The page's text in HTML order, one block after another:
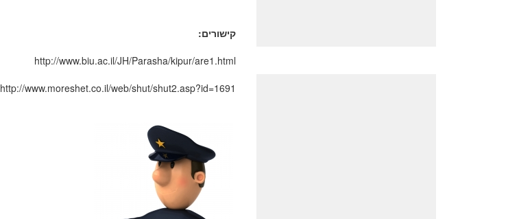
קישורים:
http://www.biu.ac.il/JH/Parasha/kipur/are1.html
http://www.moreshet.co.il/web/shut/shut2.asp?id=1691